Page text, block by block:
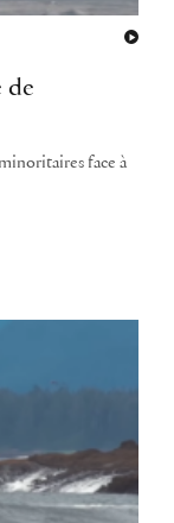
de
face à